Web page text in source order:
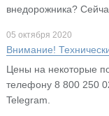
внедорожника?
05 октября 2020
Внимание!
Цены на некоторые
телефону 8 800 250
Telegram.